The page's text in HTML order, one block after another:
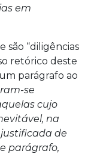
em
são “diligências
retórico deste
parágrafo ao
se
cujo
na
de
parágrafo,